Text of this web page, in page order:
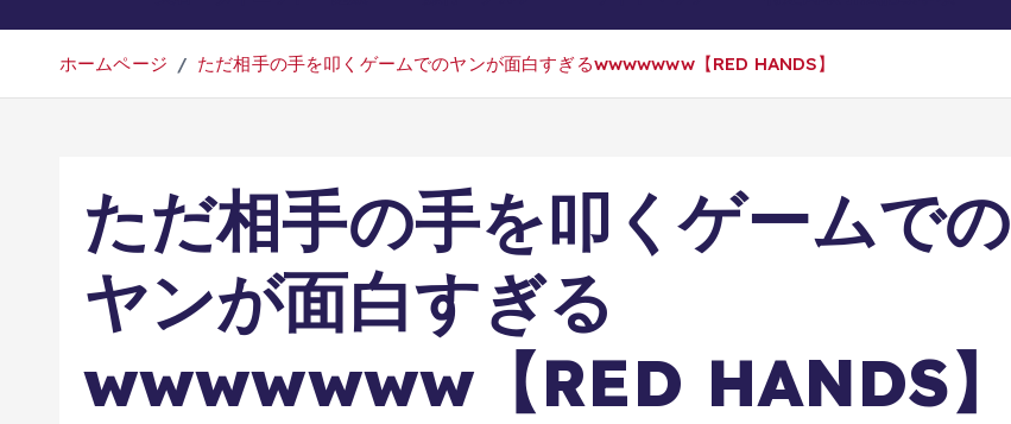
ホームページ ただ相手の手を叩くゲームでのヤンが面白すぎるwwwwwww【RED HANDS】
ただ相手の手を叩くゲームでの
ヤンが面白すぎる
wwwwwww【RED HANDS】